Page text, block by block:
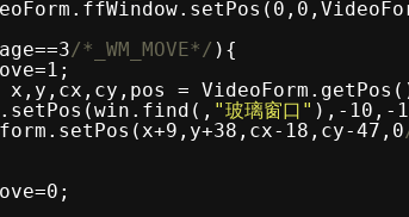
/*_WM_MOVE*/ ){
x,y,cx,cy,pos =
"玻璃窗口" ),-10,-
18,cy-47,0